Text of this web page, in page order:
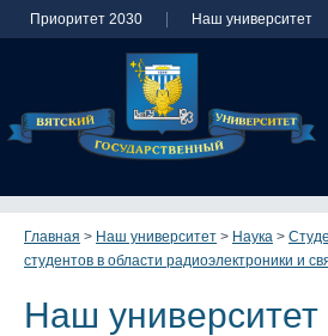
Приоритет 2030 Наш университет
Главная > Наш университет > Наука >
студентов в области радиоэлектроники и
Наш университет